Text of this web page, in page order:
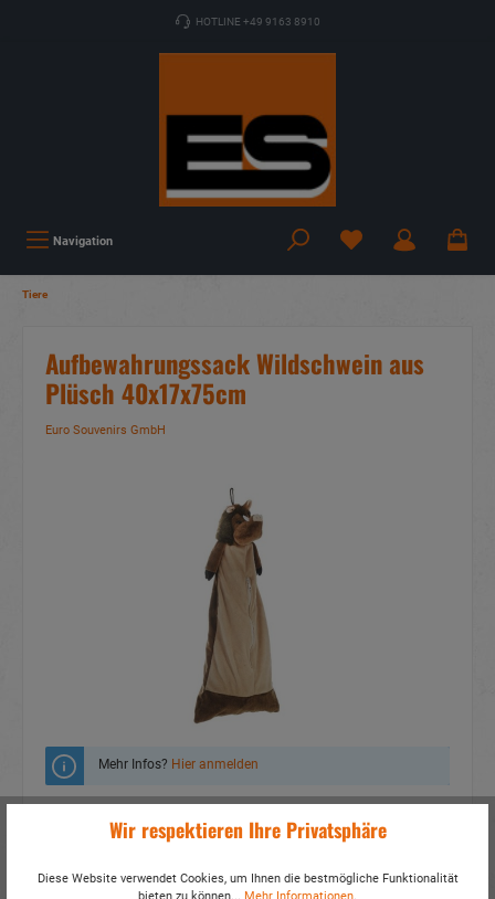
HOTLINE +49 9163 8910
Navigation
Tiere
Aufbewahrungssack Wildschwein aus
Plüsch 40x17x75cm
Euro Souvenirs GmbH
Mehr Infos? Hier anmelden
Zum Merkzettel hinzufügen
Fragen zum Produkt
Wir respektieren Ihre Privatsphäre
Diese Website verwendet Cookies, um Ihnen die bestmögliche Funktionalität
bieten zu können... Mehr Informationen.